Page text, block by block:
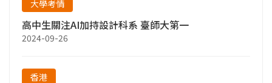
大學考情
高中生關注AI加持設計科系 臺師大第一
2024-09-26
香港